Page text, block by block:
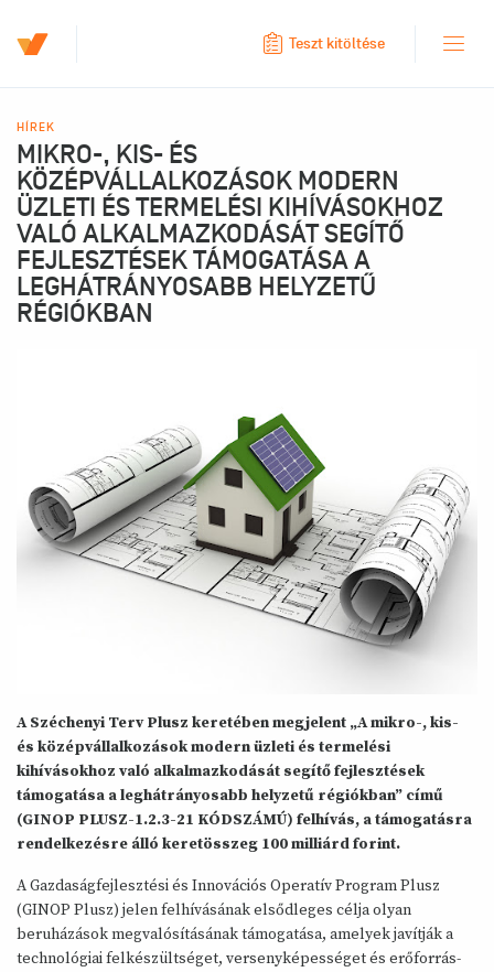
Teszt kitöltése
HÍREK
MIKRO-, KIS- ÉS
KÖZÉPVÁLLALKOZÁSOK MODERN
ÜZLETI ÉS TERMELÉSI KIHÍVÁSOKHOZ
VALÓ ALKALMAZKODÁSÁT SEGÍTŐ
FEJLESZTÉSEK TÁMOGATÁSA A
LEGHÁTRÁNYOSABB HELYZETŰ
RÉGIÓKBAN
A Széchenyi Terv Plusz keretében megjelent „A mikro-, kis-
és középvállalkozások modern üzleti és termelési
kihívásokhoz való alkalmazkodását segítő fejlesztések
támogatása a leghátrányosabb helyzetű régiókban” című
(GINOP PLUSZ-1.2.3-21 KÓDSZÁMÚ) felhívás, a támogatásra
rendelkezésre álló keretösszeg 100 milliárd forint.
A Gazdaságfejlesztési és Innovációs Operatív Program Plusz
(GINOP Plusz) jelen felhívásának elsődleges célja olyan
beruházások megvalósításának támogatása, amelyek javítják a
technológiai felkészültséget, versenyképességet és erőforrás-